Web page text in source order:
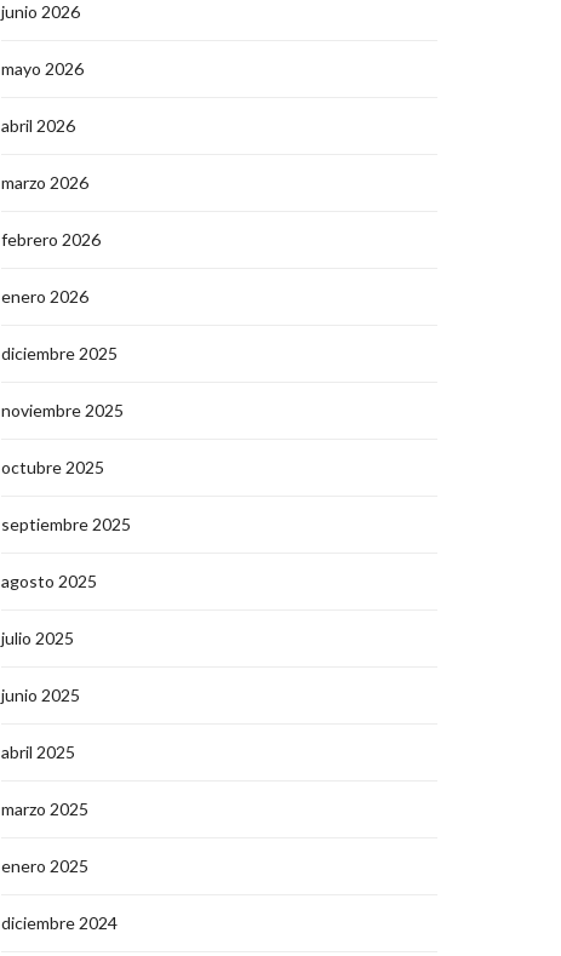
junio 2026
mayo 2026
abril 2026
marzo 2026
febrero 2026
enero 2026
diciembre 2025
noviembre 2025
octubre 2025
septiembre 2025
agosto 2025
julio 2025
junio 2025
abril 2025
marzo 2025
enero 2025
diciembre 2024